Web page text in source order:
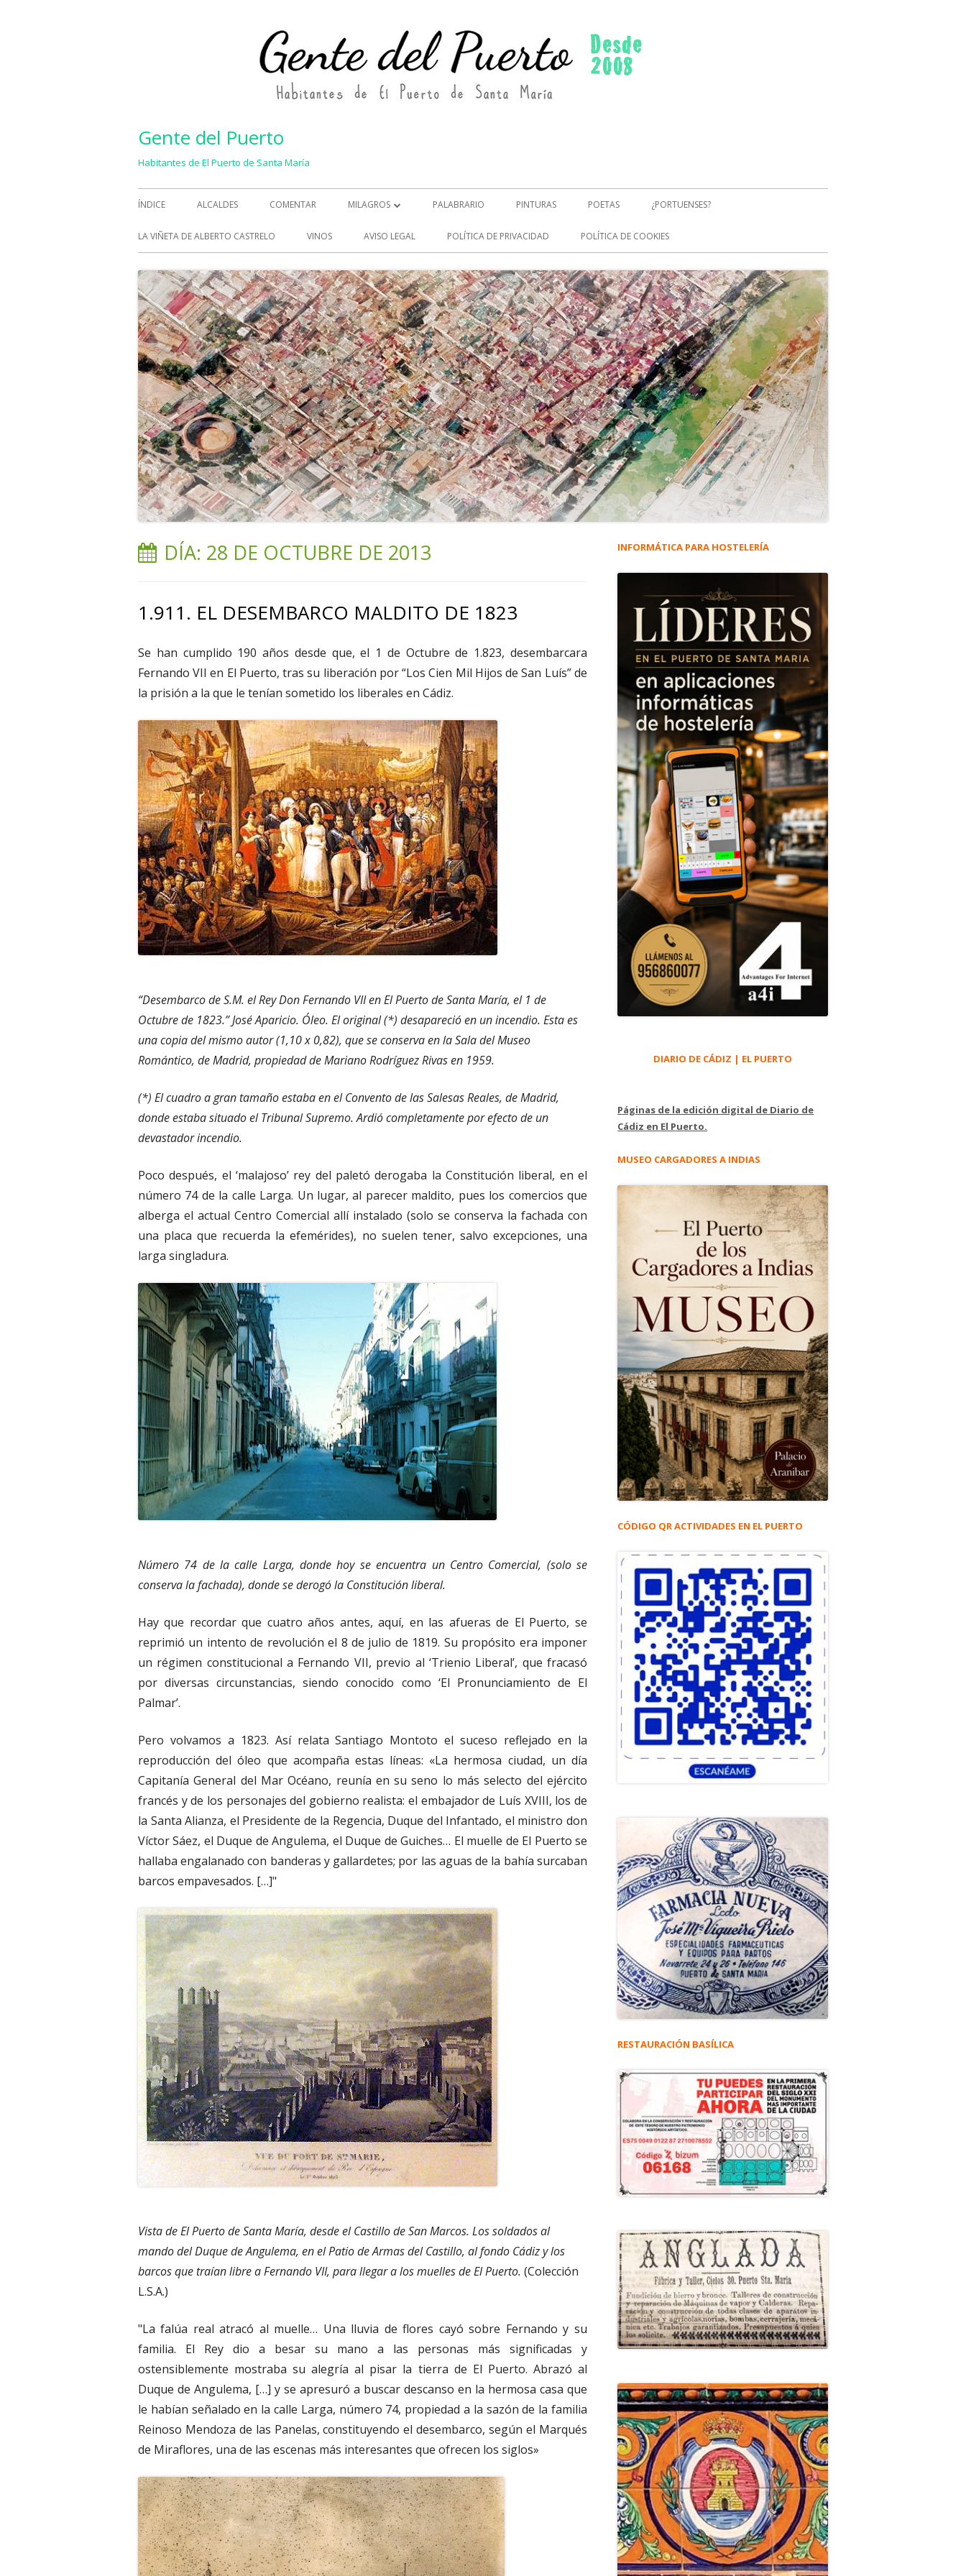
Gente del Puerto
Habitantes de El Puerto de Santa María
Menú
principal
ÍNDICE ALCALDES COMENTAR MILAGROS
MILAGROS (2)
PALABRARIO PINTURAS POETAS ¿PORTUENSES?
LA VIÑETA DE ALBERTO CASTRELO VINOS AVISO LEGAL POLÍTICA DE PRIVACIDAD POLÍTICA DE COOKIES
DÍA: 28 DE OCTUBRE DE 2013
1.911. EL DESEMBARCO MALDITO DE 1823
Se han cumplido 190 años desde que, el 1 de Octubre de 1.823, desembarcara
Fernando VII en El Puerto, tras su liberación por “Los Cien Mil Hijos de San Luís” de
la prisión a la que le tenían sometido los liberales en Cádiz.
“Desembarco de S.M. el Rey Don Fernando VII en El Puerto de Santa María, el 1 de
Octubre de 1823.” José Aparicio. Óleo. El original (*) desapareció en un incendio. Esta es
una copia del mismo autor (1,10 x 0,82), que se conserva en la Sala del Museo
Romántico, de Madrid, propiedad de Mariano Rodríguez Rivas en 1959.
(*) El cuadro a gran tamaño estaba en el Convento de las Salesas Reales, de Madrid,
donde estaba situado el Tribunal Supremo. Ardió completamente por efecto de un
devastador incendio.
Poco después, el ‘malajoso’ rey del paletó derogaba la Constitución liberal, en el
número 74 de la calle Larga. Un lugar, al parecer maldito, pues los comercios que
alberga el actual Centro Comercial allí instalado (solo se conserva la fachada con
una placa que recuerda la efemérides), no suelen tener, salvo excepciones, una
larga singladura.
Número 74 de la calle Larga, donde hoy se encuentra un Centro Comercial, (solo se
conserva la fachada), donde se derogó la Constitución liberal.
Hay que recordar que cuatro años antes, aquí, en las afueras de El Puerto, se
reprimió un intento de revolución el 8 de julio de 1819. Su propósito era imponer
un régimen constitucional a Fernando VII, previo al ‘Trienio Liberal’, que fracasó
por diversas circunstancias, siendo conocido como ‘El Pronunciamiento de El
Palmar’.
Pero volvamos a 1823. Así relata Santiago Montoto el suceso reflejado en la
reproducción del óleo que acompaña estas líneas: «La hermosa ciudad, un día
Capitanía General del Mar Océano, reunía en su seno lo más selecto del ejército
francés y de los personajes del gobierno realista: el embajador de Luís XVIII, los de
la Santa Alianza, el Presidente de la Regencia, Duque del Infantado, el ministro don
Víctor Sáez, el Duque de Angulema, el Duque de Guiches… El muelle de El Puerto se
hallaba engalanado con banderas y gallardetes; por las aguas de la bahía surcaban
barcos empavesados. […]"
Vista de El Puerto de Santa María, desde el Castillo de San Marcos. Los soldados al
mando del Duque de Angulema, en el Patio de Armas del Castillo, al fondo Cádiz y los
barcos que traían libre a Fernando VII, para llegar a los muelles de El Puerto. (Colección
L.S.A.)
"La falúa real atracó al muelle… Una lluvia de flores cayó sobre Fernando y su
familia. El Rey dio a besar su mano a las personas más significadas y
ostensiblemente mostraba su alegría al pisar la tierra de El Puerto. Abrazó al
Duque de Angulema, […] y se apresuró a buscar descanso en la hermosa casa que
le habían señalado en la calle Larga, número 74, propiedad a la sazón de la familia
Reinoso Mendoza de las Panelas, constituyendo el desembarco, según el Marqués
de Miraflores, una de las escenas más interesantes que ofrecen los siglos»
Barra
principal
INFORMÁTICA PARA HOSTELERÍA
DIARIO DE CÁDIZ | EL PUERTO
Páginas de la edición digital de Diario de
Cádiz en El Puerto.
MUSEO CARGADORES A INDIAS
CÓDIGO QR ACTIVIDADES EN EL PUERTO
RESTAURACIÓN BASÍLICA